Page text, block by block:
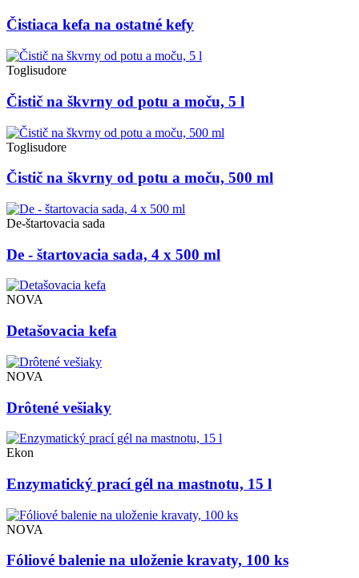
Čistiaca kefa na ostatné kefy
Toglisudore
Čistič na škvrny od potu a moču, 5 l
Toglisudore
Čistič na škvrny od potu a moču, 500 ml
De-štartovacia sada
De - štartovacia sada, 4 x 500 ml
NOVA
Detašovacia kefa
NOVA
Drôtené vešiaky
Ekon
Enzymatický prací gél na mastnotu, 15 l
NOVA
Fóliové balenie na uloženie kravaty, 100 ks